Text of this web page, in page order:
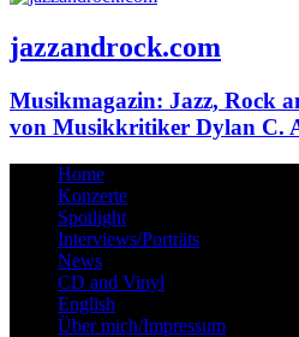
jazzandrock.com
Musikmagazin: Jazz, Rock
von Musikkritiker Dylan C.
Home
Konzerte
Spotlight
Interviews/Porträts
News
CD and Vinyl
English
Über mich/Impressum